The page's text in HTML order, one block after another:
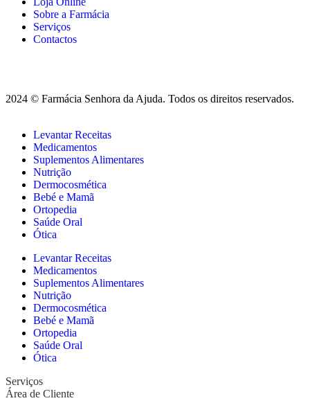
Sobre a Farmácia
Serviços
Contactos
2024 © Farmácia Senhora da Ajuda. Todos os direitos reservados.
Levantar Receitas
Medicamentos
Suplementos Alimentares
Nutrição
Dermocosmética
Bebé e Mamã
Ortopedia
Saúde Oral
Ótica
Levantar Receitas
Medicamentos
Suplementos Alimentares
Nutrição
Dermocosmética
Bebé e Mamã
Ortopedia
Saúde Oral
Ótica
Serviços
Área de Cliente